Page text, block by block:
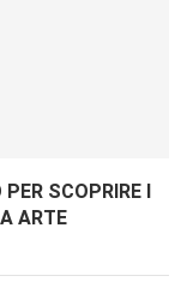
SCOPRIRE I
ARTE